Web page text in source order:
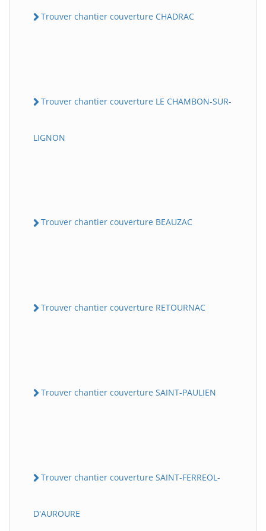
Trouver chantier couverture CHADRAC
Trouver chantier couverture LE CHAMBON-SUR-
LIGNON
Trouver chantier couverture BEAUZAC
Trouver chantier couverture RETOURNAC
Trouver chantier couverture SAINT-PAULIEN
Trouver chantier couverture SAINT-FERREOL-
D'AUROURE